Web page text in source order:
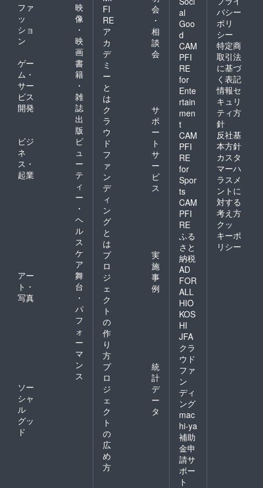
ファ
ッ
ショ
ン
映
像
・
映
画
ゲー
ム・
サー
ビス
開発
書
籍
・
雑
誌
出
版
ビジ
ネ
ス・
起業
ビ
ュ
ー
テ
ィ
ー
・
ヘ
ル
ス
ケ
ア
アー
ト・
写真
舞
台
・
パ
フ
ォ
ー
マ
ン
ス
ソー
シャ
ル
グッ
ド
FI
RE
ア
カ
デ
ミ
ー
と
は
会
・
相
談
会
ク
ラ
ウ
ド
フ
ァ
ン
デ
ィ
ン
グ
と
は
サ
ポ
ー
ト
サ
ー
ビ
ス
プ
ロ
ジ
ェ
ク
ト
の
作
り
方
実
施
事
例
プ
ロ
ジ
ェ
ク
ト
の
広
め
方
統
計
デ
ー
タ
al
Goo
d
CAM
PFI
RE
for
Ente
rtain
men
t
CAM
PFI
RE
for
Spor
ts
CAM
PFI
RE
ふる
さと
納税
AD
FOR
ALL
HIO
KOS
HI
JFA
クラ
ウド
ファ
ン
ディ
ング
mac
hi-ya
補助
金申
請サ
ポー
ト
バシー
ポリ
シー
特定商
取引法
に基づ
く表記
情報セ
キュリ
ティ方
針
反社基
本方針
カスタ
マーハ
ラスメ
ントに
対する
考え方
クッ
キーポ
リシー